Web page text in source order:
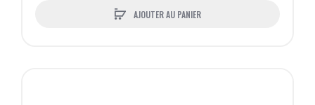
AJOUTER AU PANIER